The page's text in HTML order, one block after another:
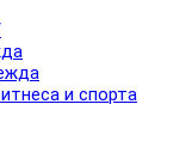
и спорта